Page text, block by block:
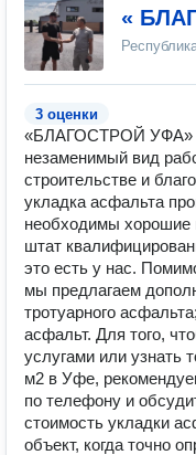
3 оценки
«БЛАГОСТРОЙ УФА»
незаменимый вид
строительстве и
укладка асфальта
необходимы хорошие
штат
это есть у нас.
мы предлагаем
тротуарного
асфальт. Для того,
услугами или узнать
м2 в Уфе,
по телефону и
стоимость укладки
объект, когда точно